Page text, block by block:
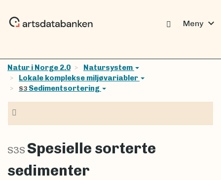
Meny expand_more
Natur i Norge 2.0
Natursystem
Lokale komplekse miljøvariabler
S3 Sedimentsortering
S3S Spesielle sorterte
sedimenter